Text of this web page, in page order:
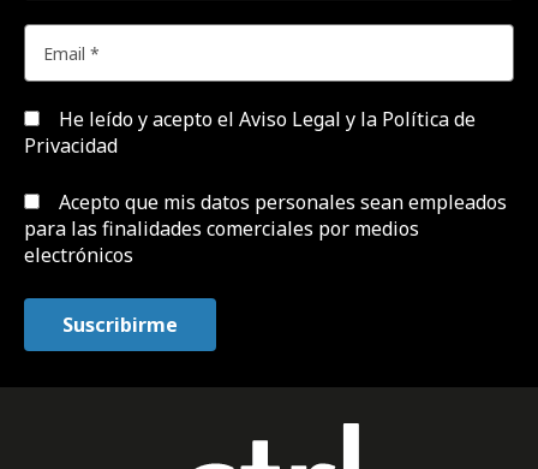
He leído y acepto el Aviso Legal y la Política de
Privacidad
Acepto que mis datos personales sean empleados
para las finalidades comerciales por medios
electrónicos